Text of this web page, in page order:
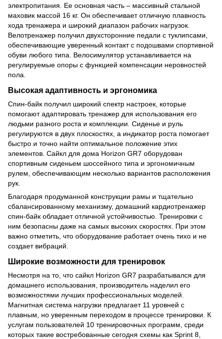
электропитания. Ее основная часть – массивный стальной
маховик массой 16 кг. Он обеспечивает отличную плавность
хода тренажера и широкий диапазон рабочих нагрузок.
Велотренажер получил двухсторонние педали с туклипсами,
обеспечивающие уверенный контакт с подошвами спортивной
обуви любого типа. Велосимулятор устанавливается на
регулируемые опоры с функцией компенсации неровностей
пола.
Высокая адаптивность и эргономика
Спин-байк получил широкий спектр настроек, которые
помогают адаптировать тренажер для использования его
людьми разного роста и комплекции. Сиденье и руль
регулируются в двух плоскостях, а индикатор роста помогает
быстро и точно найти оптимальное положение этих
элементов. Сайкл для дома Horizon GR7 оборудован
спортивным сиденьем шоссейного типа и эргономичным
рулем, обеспечивающим несколько вариантов расположения
рук.
Благодаря продуманной конструкции рамы и тщательно
сбалансированному механизму, домашний кардиотренажер
спин-байк обладает отличной устойчивостью. Тренировки с
ним безопасны даже на самых высоких скоростях. При этом
важно отметить, что оборудование работает очень тихо и не
создает вибраций.
Широкие возможности для тренировок
Несмотря на то, что сайкл Horizon GR7 разрабатывался для
домашнего использования, производитель наделил его
возможностями лучших профессиональных моделей.
Магнитная система нагрузки предлагает 11 уровней с
плавным, но уверенным переходом в процессе тренировки. К
услугам пользователей 10 тренировочных программ, среди
которых такие востребованные сегодня схемы как Sprint 8,